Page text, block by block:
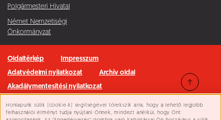
Süti beállítások
Honlapunk sütik (cookie-k) segítségével törekszik arra, hogy a lehető legjobb
felhasználói élményt tudja nyújtani Önnek, mindezt anélkül, hogy Önt
Polgármesteri Hivatal
Német Nemzetiségi
Önkormányzat
Oldaltérkép
Impresszum
Adatvédelmi nyilatkozat
Archív oldal
Akadálymentesítési nyilatkozat
Minden jog fenntartva © 2026 Pilisvörösvár Város